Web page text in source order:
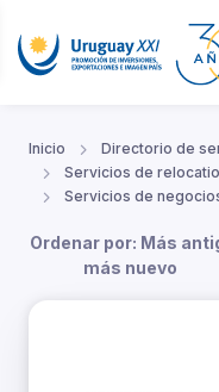
Inicio
Directorio de
Servicios de
Servicios de
Ordenar por: Más
más nuevo